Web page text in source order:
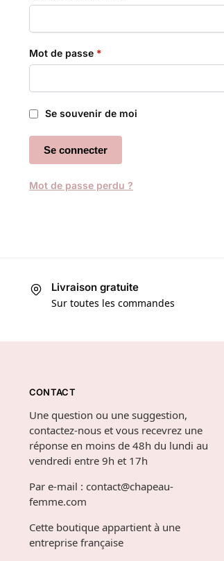
Mot de passe *
Se souvenir de moi
Se connecter
Mot de passe perdu ?
Livraison gratuite
Sur toutes les commandes
CONTACT
Une question ou une suggestion,
contactez-nous et vous recevrez une
réponse en moins de 48h du lundi au
vendredi entre 9h et 17h
Par e-mail : contact@chapeau-
femme.com
Cette boutique appartient à une
entreprise française